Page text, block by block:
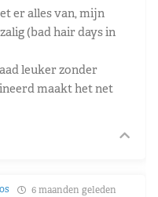
er alles van, mijn
(bad hair days in
leuker zonder
maakt het net
6 maanden geleden